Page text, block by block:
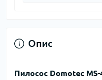
Опис
Пилосос Domotec MS-